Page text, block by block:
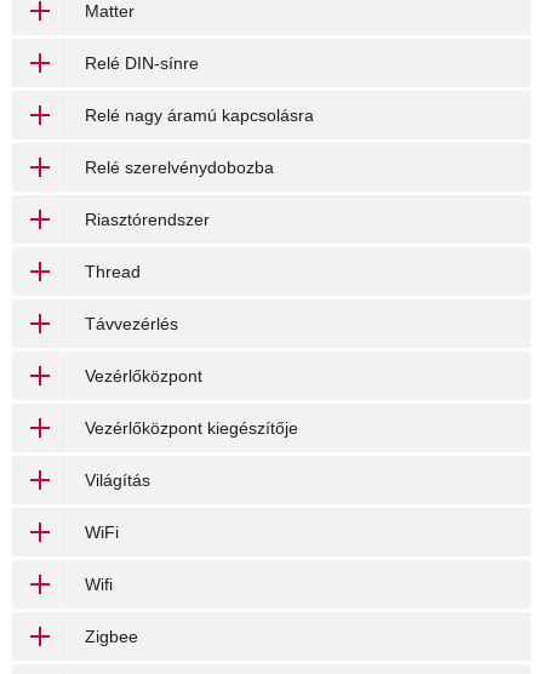
Matter
Relé DIN-sínre
Relé nagy áramú kapcsolásra
Relé szerelvénydobozba
Riasztórendszer
Thread
Távvezérlés
Vezérlőközpont
Vezérlőközpont kiegészítője
Világítás
WiFi
Wifi
Zigbee